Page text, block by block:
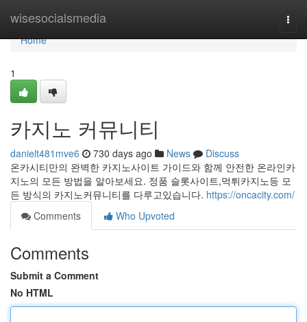
wisesocialsmedia
Home
Home
1
카지노 커뮤니티
danielt481mve6 730 days ago News
Discuss
온카시티만의 완벽한 카지노사이트 가이드와 함께 안전한 온라인카
지노의 모든 방법을 알아보세요. 정품 슬롯사이트,먹튀카지노등 모
든 방식의 카지노커뮤니티를 다루고있습니다. https://oncacity.com/
Comments
Who Upvoted
Comments
Submit a Comment
No HTML